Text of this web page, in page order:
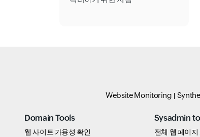
Website Monitoring
Domain Tools
웹 사이트 가용성 확인
Sysadmin
전체 웹 페이지